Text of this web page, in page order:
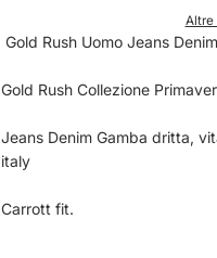
Altre
Gold Rush Uomo Jeans
Gold Rush Collezione
Jeans Denim Gamba dritta,
italy
Carrott fit.